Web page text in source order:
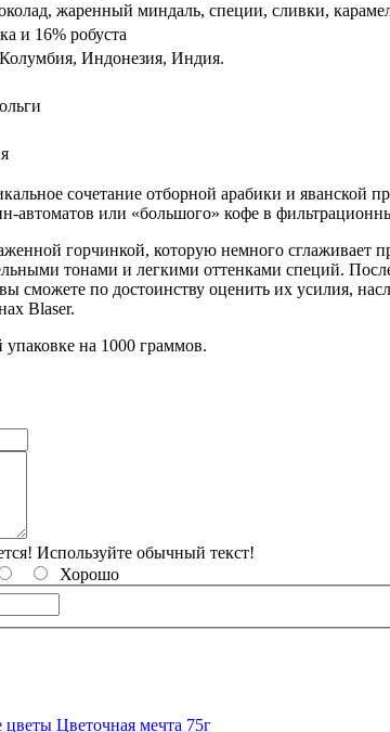
жаренный миндаль, специи, сливки,
и 16% робуста
Индонезия, Индия.
сочетание отборной арабики и
или «большого» кофе в
горчинкой, которую немного сглаживает
тонами и легкими оттенками специй.
сможете по достоинству оценить их усилия,
Blaser.
упаковке на 1000 граммов.
Используйте обычный текст!
Хорошо